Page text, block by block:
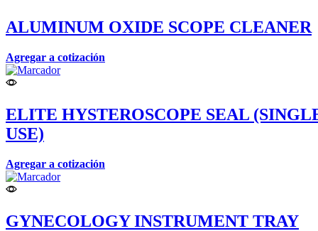
ALUMINUM OXIDE SCOPE CLEANER
Agregar a cotización
ELITE HYSTEROSCOPE SEAL
USE)
Agregar a cotización
GYNECOLOGY INSTRUMENT TRAY